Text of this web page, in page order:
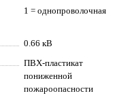
1 = однопроволочная
0.66 кВ
ПВХ-пластикат
пониженной
пожароопасности